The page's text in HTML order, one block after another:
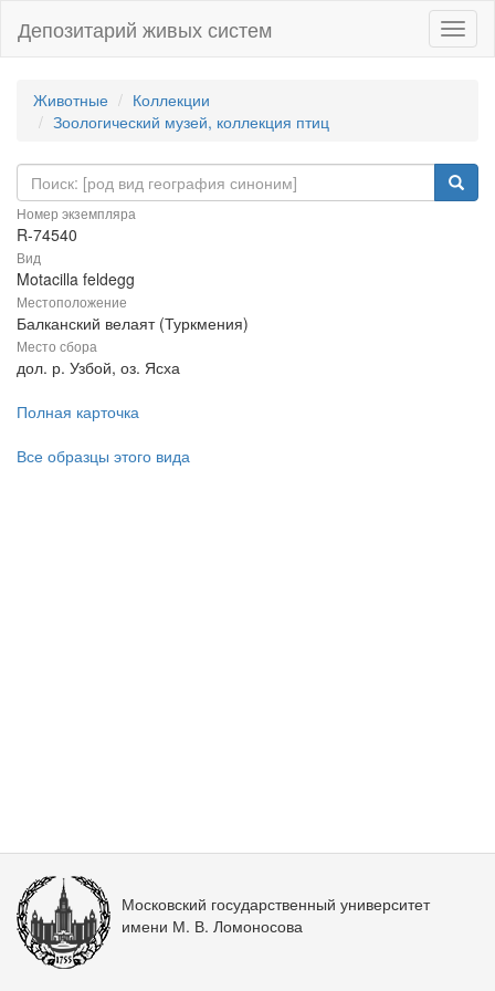
Депозитарий живых систем
Животные
Коллекции
Зоологический музей, коллекция птиц
Номер экземпляра
R-74540
Вид
Motacilla feldegg
Местоположение
Балканский велаят (Туркмения)
Место сбора
дол. р. Узбой, оз. Ясха
Полная карточка
Все образцы этого вида
Московский государственный университет
имени М. В. Ломоносова